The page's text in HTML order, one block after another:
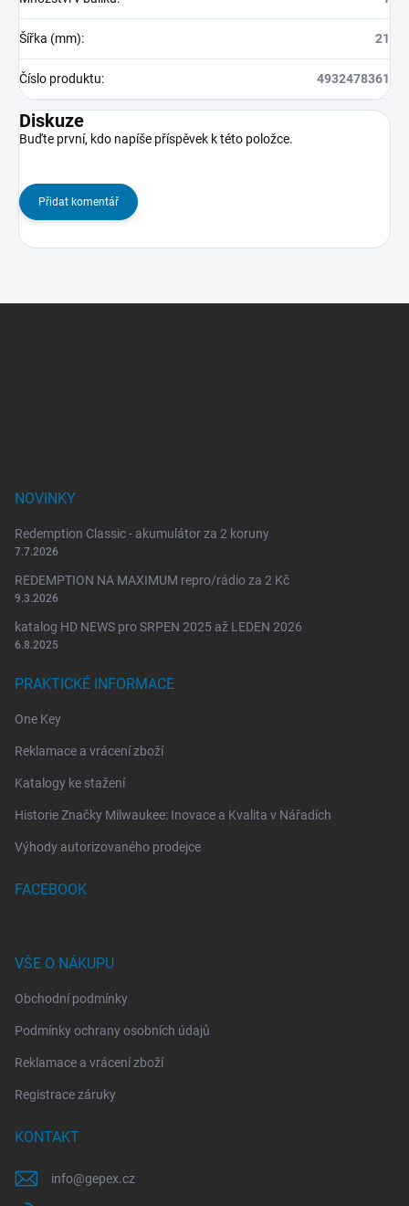
Šířka (mm): 21
Číslo produktu: 4932478361
Diskuze
Buďte první, kdo napíše příspěvek k této položce.
Přidat komentář
NOVINKY
Redemption Classic - akumulátor za 2 koruny
7.7.2026
REDEMPTION NA MAXIMUM repro/rádio za 2 Kč
9.3.2026
katalog HD NEWS pro SRPEN 2025 až LEDEN 2026
6.8.2025
PRAKTICKÉ INFORMACE
One Key
Reklamace a vrácení zboží
Katalogy ke stažení
Historie Značky Milwaukee: Inovace a Kvalita v Nářadích
Výhody autorizovaného prodejce
FACEBOOK
VŠE O NÁKUPU
Obchodní podmínky
Podmínky ochrany osobních údajů
Reklamace a vrácení zboží
Registrace záruky
KONTAKT
info@gepex.cz